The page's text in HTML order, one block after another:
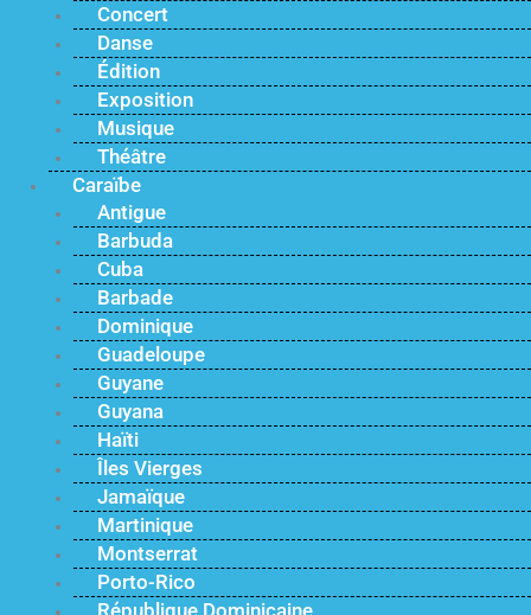
Concert
Danse
Édition
Exposition
Musique
Théâtre
Caraïbe
Antigue
Barbuda
Cuba
Barbade
Dominique
Guadeloupe
Guyane
Guyana
Haïti
Îles Vierges
Jamaïque
Martinique
Montserrat
Porto-Rico
République Dominicaine